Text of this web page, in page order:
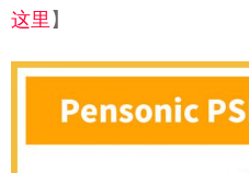
这里 】